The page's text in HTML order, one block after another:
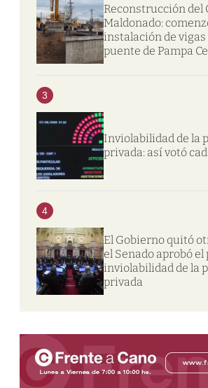
Reconstrucción del
Maldonado:
instalación de vigas
puente de Pampa
3
Inviolabilidad de la
privada: así votó
4
El Gobierno quitó
el Senado aprobó el
inviolabilidad de la
privada